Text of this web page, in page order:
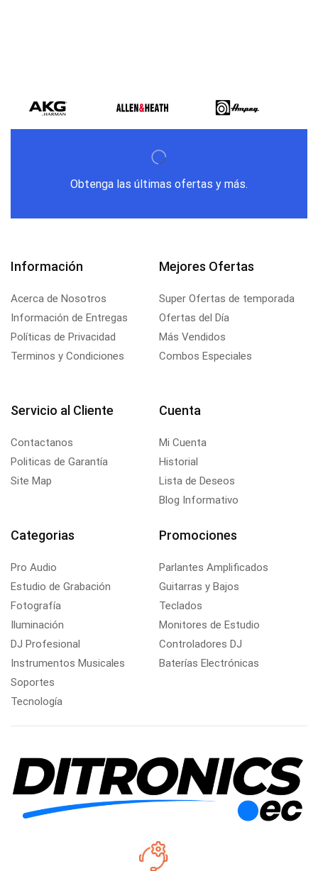
Obtenga las últimas ofertas y más.
Información
Acerca de Nosotros
Información de Entregas
Políticas de Privacidad
Terminos y Condiciones
Mejores Ofertas
Super Ofertas de temporada
Ofertas del Día
Más Vendidos
Combos Especiales
Servicio al Cliente
Contactanos
Politicas de Garantía
Site Map
Cuenta
Mi Cuenta
Historial
Lista de Deseos
Blog Informativo
Categorias
Pro Audio
Estudio de Grabación
Fotografía
Iluminación
DJ Profesional
Instrumentos Musicales
Soportes
Tecnología
Promociones
Parlantes Amplificados
Guitarras y Bajos
Teclados
Monitores de Estudio
Controladores DJ
Baterías Electrónicas